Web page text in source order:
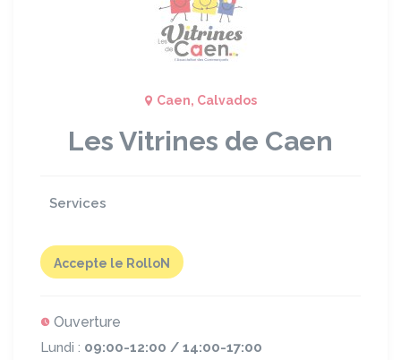
Caen, Calvados
Les Vitrines de Caen
Services
Accepte le RolloN
Ouverture
Lundi : 09:00-12:00 / 14:00-17:00